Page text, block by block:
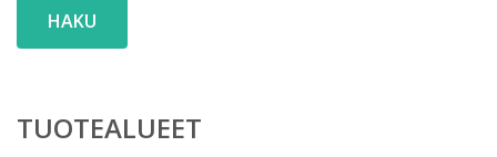
HAKU
TUOTEALUEET